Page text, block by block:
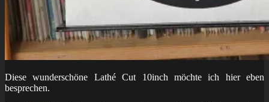
Diese wunderschöne Lathé Cut 10inch möchte ich hier eben
besprechen.